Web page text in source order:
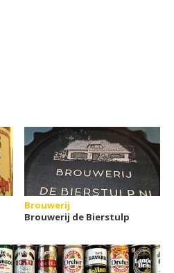
Brouwerij
Brouwerij de Bierstulp